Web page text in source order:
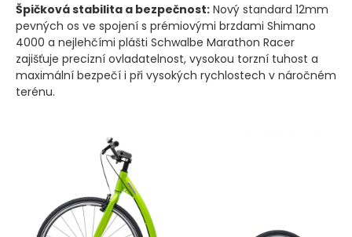
Špičková stabilita a bezpečnost: Nový standard 12mm
pevných os ve spojení s prémiovými brzdami Shimano
4000 a nejlehčími plášti Schwalbe Marathon Racer
zajišťuje precizní ovladatelnost, vysokou torzní tuhost a
maximální bezpečí i při vysokých rychlostech v náročném
terénu.